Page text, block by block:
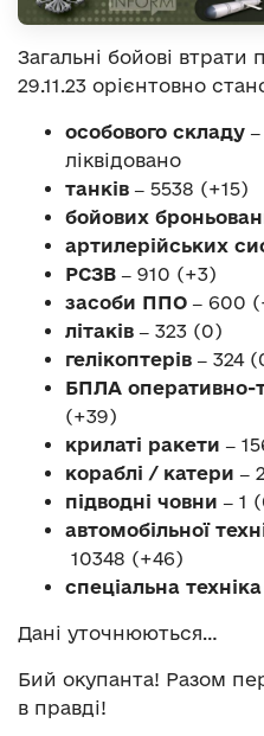
Загальні бойові втрати
29.11.23 орієнтовно
особового складу ‒
ліквідовано
танків ‒ 5538 (+15)
бойових
артилерійських
РСЗВ ‒ 910 (+3)
засоби ППО ‒ 600
літаків ‒ 323 (0)
гелікоптерів ‒ 324
БПЛА оперативно-
(+39)
крилаті ракети ‒
кораблі / катери ‒
підводні човни ‒ 1
автомобільної
10348 (+46)
спеціальна техніка
Дані уточнюються…
Бий окупанта! Разом
в правді!